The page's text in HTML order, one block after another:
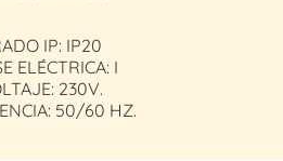
IP: IP20
ELÉCTRICA: I
230V.
50/60 HZ.